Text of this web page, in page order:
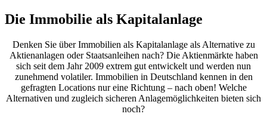
Die Immobilie als Kapitalanlage
Denken Sie über Immobilien als Kapitalanlage als Alternative zu
Aktienanlagen oder Staatsanleihen nach? Die Aktienmärkte haben
sich seit dem Jahr 2009 extrem gut entwickelt und werden nun
zunehmend volatiler. Immobilien in Deutschland kennen in den
gefragten Locations nur eine Richtung – nach oben! Welche
Alternativen und zugleich sicheren Anlagemöglichkeiten bieten sich
noch?